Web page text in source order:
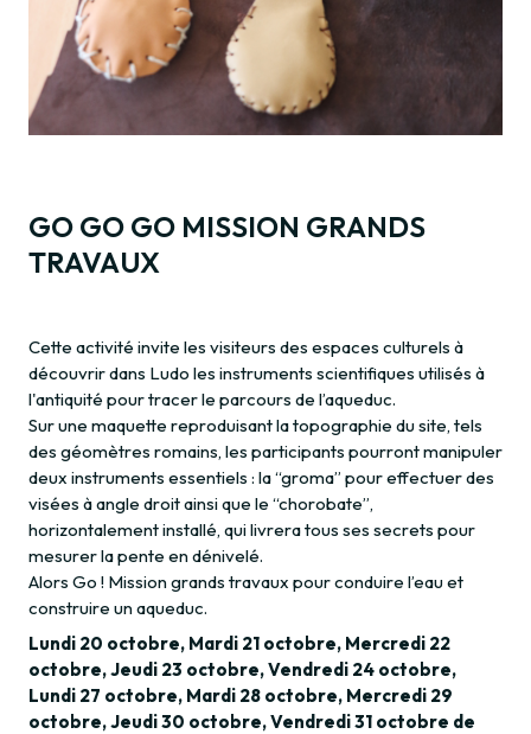
GO GO GO MISSION GRANDS
TRAVAUX
Cette activité invite les visiteurs des espaces culturels à
découvrir dans Ludo les instruments scientifiques utilisés à
l'antiquité pour tracer le parcours de l’aqueduc.
Sur une maquette reproduisant la topographie du site, tels
des géomètres romains, les participants pourront manipuler
deux instruments essentiels : la “groma” pour effectuer des
visées à angle droit ainsi que le “chorobate”,
horizontalement installé, qui livrera tous ses secrets pour
mesurer la pente en dénivelé.
Alors Go ! Mission grands travaux pour conduire l’eau et
construire un aqueduc.
Lundi 20 octobre, Mardi 21 octobre, Mercredi 22
octobre, Jeudi 23 octobre, Vendredi 24 octobre,
Lundi 27 octobre, Mardi 28 octobre, Mercredi 29
octobre, Jeudi 30 octobre, Vendredi 31 octobre de